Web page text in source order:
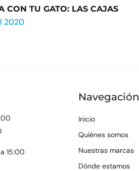
2020
CON TU GATO: LAS CAJAS
15:00
Navegación
Inicio
Quiénes somos
Nuestras marcas
Dónde estamos